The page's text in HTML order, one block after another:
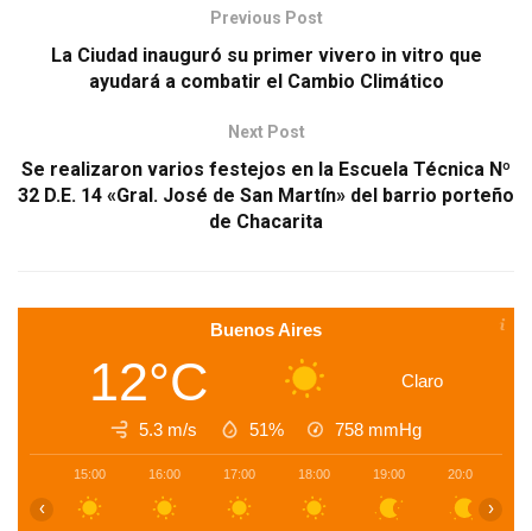
Previous Post
La Ciudad inauguró su primer vivero in vitro que
ayudará a combatir el Cambio Climático
Next Post
Se realizaron varios festejos en la Escuela Técnica Nº
32 D.E. 14 «Gral. José de San Martín» del barrio porteño
de Chacarita
Buenos Aires
12°C Claro
5.3 m/s 51% 758 mmHg
15:00 16:00 17:00 18:00 19:00 20:00
‹ ›